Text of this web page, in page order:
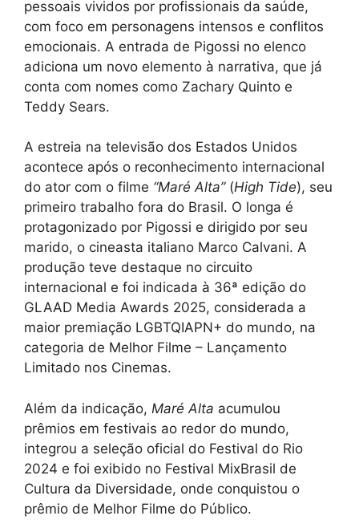
pessoais vividos por profissionais da saúde,
com foco em personagens intensos e conflitos
emocionais. A entrada de Pigossi no elenco
adiciona um novo elemento à narrativa, que já
conta com nomes como Zachary Quinto e
Teddy Sears.
A estreia na televisão dos Estados Unidos
acontece após o reconhecimento internacional
do ator com o filme “Maré Alta”(High Tide), seu
primeiro trabalho fora do Brasil. O longa é
protagonizado por Pigossi e dirigido por seu
marido, o cineasta italiano Marco Calvani. A
produção teve destaque no circuito
internacional e foi indicada à 36ª edição do
GLAAD Media Awards 2025, considerada a
maior premiação LGBTQIAPN+ do mundo, na
categoria de Melhor Filme – Lançamento
Limitado nos Cinemas.
Além da indicação, Maré Alta acumulou
prêmios em festivais ao redor do mundo,
integrou a seleção oficial do Festival do Rio
2024 e foi exibido no Festival MixBrasil de
Cultura da Diversidade, onde conquistou o
prêmio de Melhor Filme do Público.